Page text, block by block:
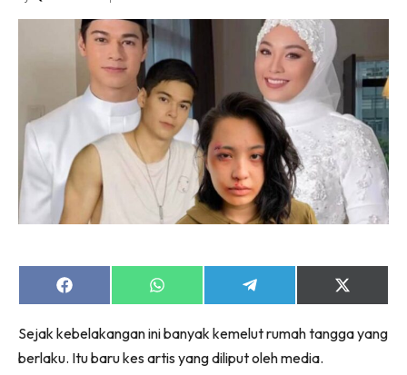
Share
on
Share
on
Share
on
Share
on
(Twitter)
Sejak kebelakangan ini banyak kemelut rumah tangga yang
berlaku. Itu baru kes artis yang diliput oleh media.